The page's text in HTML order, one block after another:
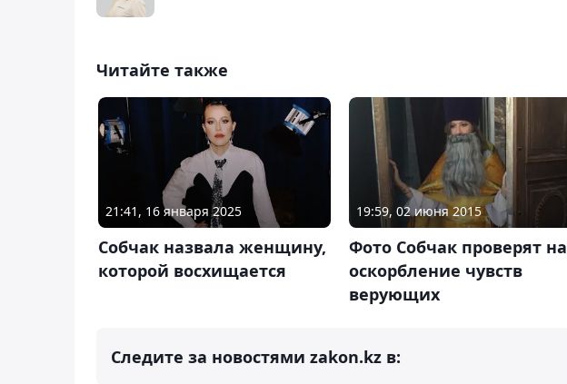
Читайте также
21:41, 16 января 2025
Собчак назвала женщину,
которой восхищается
19:59, 02 июня 2015
Фото Собчак проверят на
оскорбление чувств
верующих
Следите за новостями zakon.kz в: